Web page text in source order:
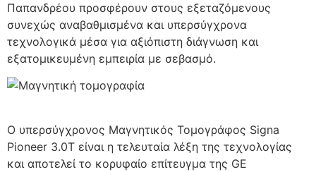
Παπανδρέου προσφέρουν στους εξεταζόμενους
συνεχώς αναβαθμισμένα και υπερσύγχρονα
τεχνολογικά μέσα για αξιόπιστη διάγνωση και
εξατομικευμένη εμπειρία με σεβασμό.
Ο υπερσύγχρονος Μαγνητικός Τομογράφος Signa
Pioneer 3.0T είναι η τελευταία λέξη της τεχνολογίας
και αποτελεί το κορυφαίο επίτευγμα της GE